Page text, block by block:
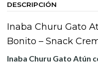
DESCRIPCIÓN
Inaba Churu Gato
Bonito – Snack
Inaba Churu Gato Atún